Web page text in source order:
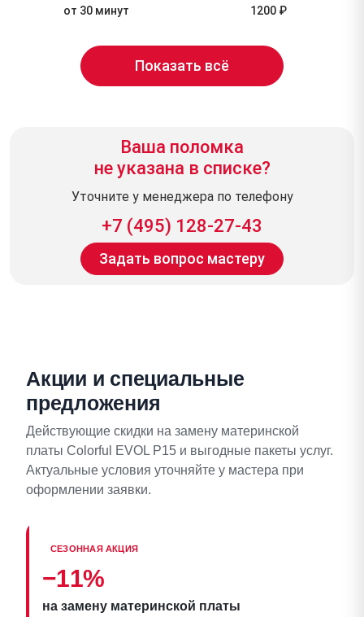
от 30 минут
1200 ₽
Показать всё
Ваша поломка
не указана в списке?
Уточните у менеджера по телефону
+7 (495) 128-27-43
Задать вопрос мастеру
Акции и специальные
предложения
Действующие скидки на замену материнской
платы Colorful EVOL P15 и выгодные пакеты услуг.
Актуальные условия уточняйте у мастера при
оформлении заявки.
СЕЗОННАЯ АКЦИЯ
−11%
на замену материнской платы